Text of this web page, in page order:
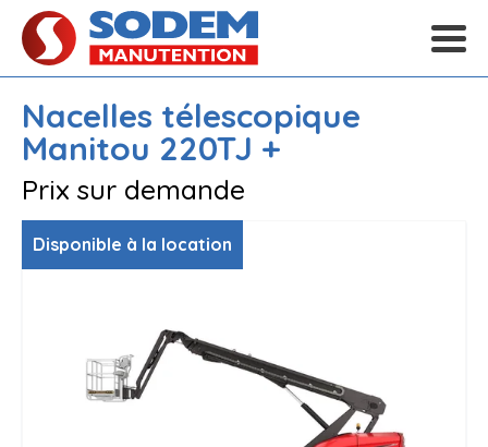
Nacelles télescopique
Manitou 220TJ +
Prix sur demande
Disponible à la location